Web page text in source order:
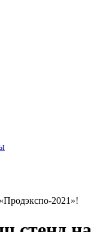
2021»!